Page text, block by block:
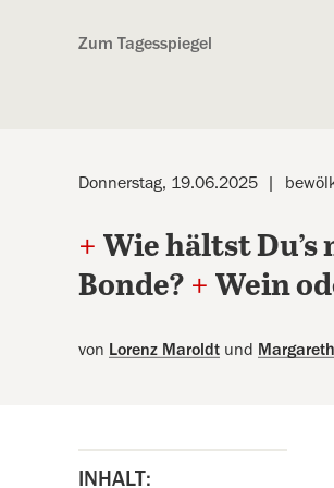
Zum Tagesspiegel
Donnerstag, 19.06.2025
+ Wie hältst
Bonde? + Wein
von Lorenz Maroldt und
INHALT: